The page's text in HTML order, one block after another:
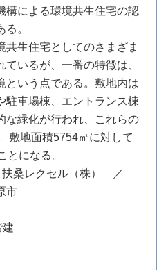
構による環境共生住宅の認
。
共生住宅としてのさまざま
いるが、一番の特徴は、
という点である。敷地内は
駐車場棟、エントランス棟
な緑化が行われ、これらの
敷地面積5754㎡に対して
とになる。
桑レクセル（株） ／
市
建